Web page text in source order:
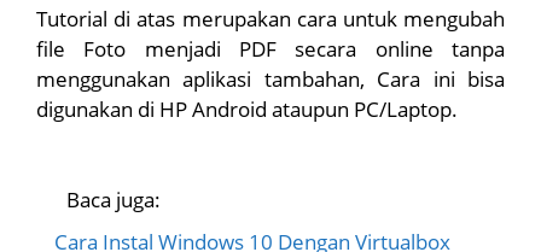
Tutorial di atas merupakan cara untuk mengubah
file Foto menjadi PDF secara online tanpa
menggunakan aplikasi tambahan, Cara ini bisa
digunakan di HP Android ataupun PC/Laptop.
Baca juga:
Cara Instal Windows 10 Dengan Virtualbox